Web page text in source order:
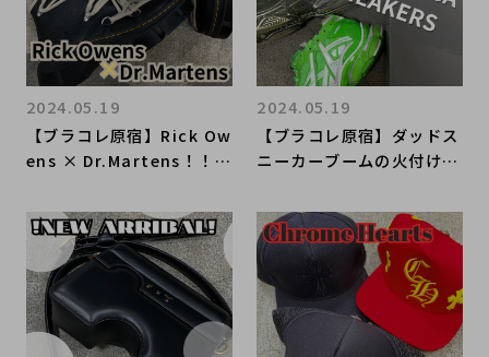
【ブラコレ原宿】Rick Ow
ens × Dr.Martens！！話
介！！
2024.05.19
【ブラコレ原宿】ダッドス
ニーカーブームの火付け
ニーカーをご紹介！！
2024.05.19